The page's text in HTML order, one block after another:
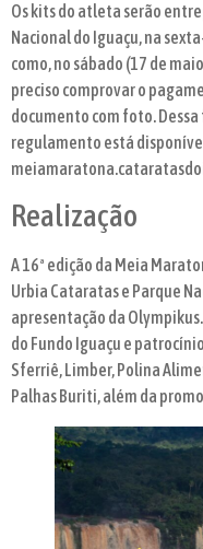
Os kits do atleta serão
Nacional do Iguaçu, na
como, no sábado (17 de
preciso comprovar o
documento com foto.
regulamento está
Realização
A 16ª edição da Meia
Urbia Cataratas e Parque
apresentação da
do Fundo Iguaçu e
Sferriê, Limber, Polina
Palhas Buriti, além da